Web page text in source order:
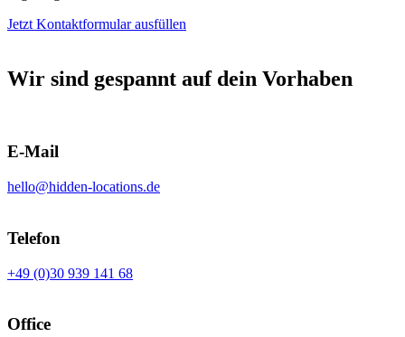
Jetzt Kontaktformular ausfüllen
Wir sind gespannt auf dein Vorhaben
E-Mail
hello@hidden-locations.de
Telefon
+49 (0)30 939 141 68
Office